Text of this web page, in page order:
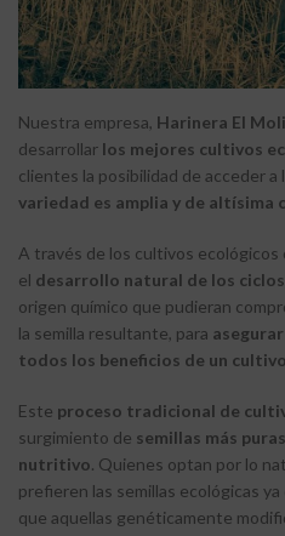
Nuestra empresa, Harinera El
desarrollar los mejores cultivos
clientes la posibilidad de acceder a
variedad es amplia y de altísima
A través de los cultivos
el desarrollo natural de los ciclos
origen químico que pudieran
la semilla resultante, para
todos los beneficios de un
Este proceso tradicional de
surgimiento de semillas más
nutritivo. Quienes optan por lo
prefieren las semillas ecológicas
que aquellas genéticamente